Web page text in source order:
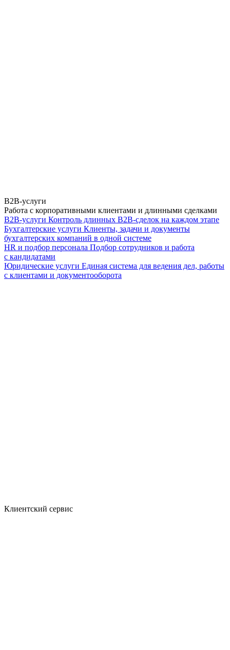
B2B-услуги
Работа с корпоративными клиентами и длинными сделками
B2B-услуги Контроль длинных B2B-сделок на каждом этапе
Бухгалтерские услуги Клиенты, задачи и документы
бухгалтерских компаний в одной системе
HR и подбор персонала Подбор сотрудников и работа
с кандидатами
Юридические услуги Единая система для ведения дел, работы
с клиентами и документооборота
Клиентский сервис